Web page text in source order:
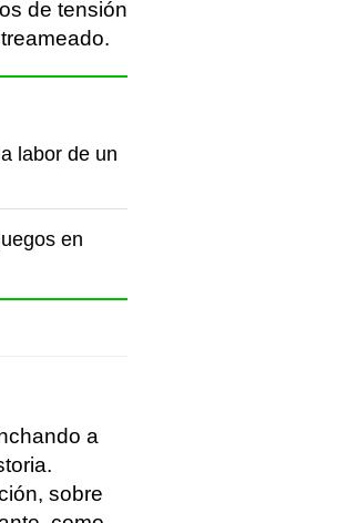
de tensión
labor de un
en
a
sobre